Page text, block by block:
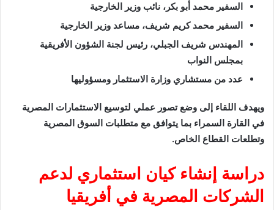
السفير محمد أبو بكر، نائب وزير الخارجية
السفير محمد كريم شريف، مساعد وزير الخارجية
المهندس شريف الجبلي، رئيس لجنة الشؤون الأفريقية
بمجلس النواب
عدد من مستشاري وزارة الاستثمار ومسؤوليها
ويهدف اللقاء إلى وضع تصور عملي لتوسيع الاستثمارات المصرية
في القارة السمراء بما يتوافق مع متطلبات السوق المصرية
وتطلعات القطاع الخاص.
دراسة إنشاء كيان استثماري لدعم
الشركات المصرية في أفريقيا